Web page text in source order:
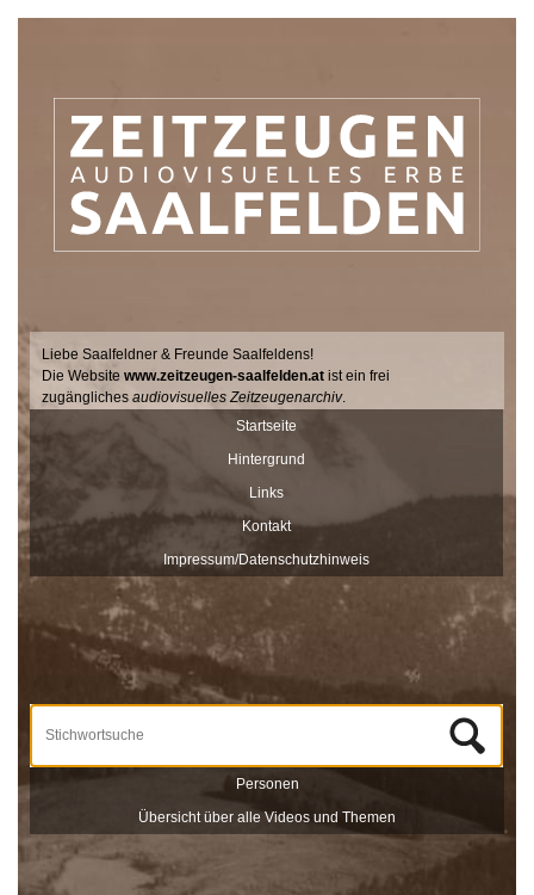
Liebe Saalfeldner & Freunde Saalfeldens!
Die Websitewww.zeitzeugen-saalfelden.at ist ein frei
zugänglichesaudiovisuelles Zeitzeugenarchiv.
Seit 2017 sucht der Filmemacher Thomas Junker gemeinsam mit
Stadtgemeinde Saalfelden Zeitzeugen auf hält ihre Geschichten
und Erinnerungen mit der Videokamera fest.
Diese Interviews werden Stück für Stück auf dieser Seite
Zeitzeugen durchsuchbar.
Unterstützt werden die Dreharbeiten und das Onlineportale vom
Museum Schloss Ritzen und der
LEADER
-Förderung der
Europäischen Union. Mit dieser Sammlung von
Zeitzeugeninterviews wird das kulturelle und gesellschaftliche Erbe
Saalfeldens lebendig gehalten, sprich die Geschichte Saalfeldens.
Wir bedanken uns bei allen Beteiligten, die zur Umsetzung dieses
Projektes beigetragen haben!
Startseite
Hintergrund
Links
Kontakt
Impressum/Datenschutzhinweis
Personen
Übersicht über alle Videos und Themen